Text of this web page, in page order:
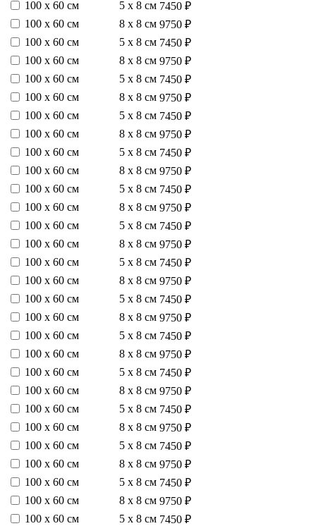
100 х 60 см 5 х 8 см 7450 ₽
100 х 60 см
8 х 8 см 9750 ₽
100 х 60 см
5 х 8 см 7450 ₽
100 х 60 см
8 х 8 см 9750 ₽
100 х 60 см
5 х 8 см 7450 ₽
100 х 60 см
8 х 8 см 9750 ₽
100 х 60 см
5 х 8 см 7450 ₽
100 х 60 см
8 х 8 см 9750 ₽
100 х 60 см
5 х 8 см 7450 ₽
100 х 60 см
8 х 8 см 9750 ₽
100 х 60 см
5 х 8 см 7450 ₽
100 х 60 см
8 х 8 см 9750 ₽
100 х 60 см
5 х 8 см 7450 ₽
100 х 60 см
8 х 8 см 9750 ₽
100 х 60 см
5 х 8 см 7450 ₽
100 х 60 см
8 х 8 см 9750 ₽
100 х 60 см
5 х 8 см 7450 ₽
100 х 60 см
8 х 8 см 9750 ₽
100 х 60 см
5 х 8 см 7450 ₽
100 х 60 см
8 х 8 см 9750 ₽
100 х 60 см
5 х 8 см 7450 ₽
100 х 60 см
8 х 8 см 9750 ₽
100 х 60 см
5 х 8 см 7450 ₽
100 х 60 см
8 х 8 см 9750 ₽
100 х 60 см
5 х 8 см 7450 ₽
100 х 60 см
8 х 8 см 9750 ₽
100 х 60 см
5 х 8 см 7450 ₽
100 х 60 см
8 х 8 см 9750 ₽
100 х 60 см
5 х 8 см 7450 ₽